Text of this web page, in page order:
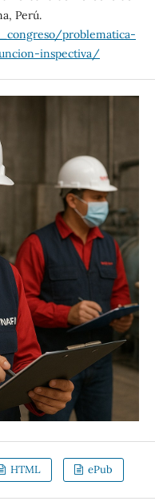
Perú.
problematica-
inspectiva/
HTML ePub